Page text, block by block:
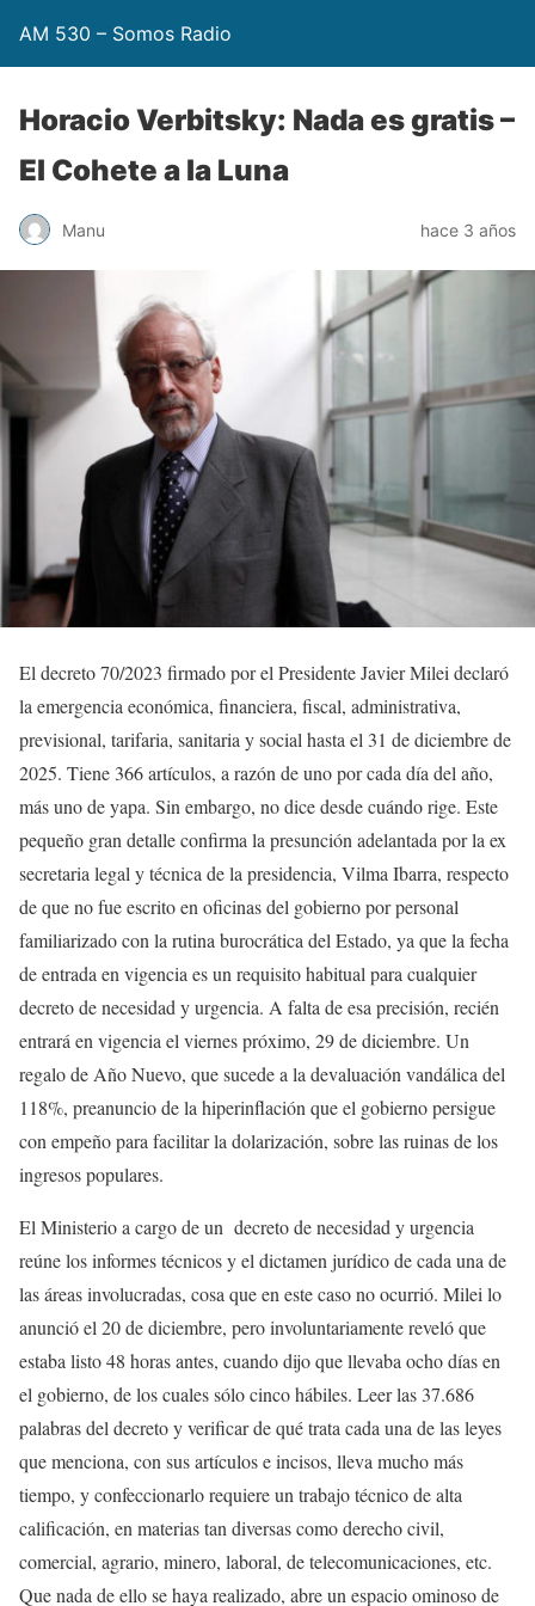
AM 530 – Somos Radio
Horacio Verbitsky: Nada es gratis –
El Cohete a la Luna
Manu hace 3 años
El decreto 70/2023 firmado por el Presidente Javier Milei declaró
la emergencia económica, financiera, fiscal, administrativa,
previsional, tarifaria, sanitaria y social hasta el 31 de diciembre de
2025. Tiene 366 artículos, a razón de uno por cada día del año,
más uno de yapa. Sin embargo, no dice desde cuándo rige. Este
pequeño gran detalle confirma la presunción adelantada por la ex
secretaria legal y técnica de la presidencia, Vilma Ibarra, respecto
de que no fue escrito en oficinas del gobierno por personal
familiarizado con la rutina burocrática del Estado, ya que la fecha
de entrada en vigencia es un requisito habitual para cualquier
decreto de necesidad y urgencia. A falta de esa precisión, recién
entrará en vigencia el viernes próximo, 29 de diciembre. Un
regalo de Año Nuevo, que sucede a la devaluación vandálica del
118%, preanuncio de la hiperinflación que el gobierno persigue
con empeño para facilitar la dolarización, sobre las ruinas de los
ingresos populares.
El Ministerio a cargo de un decreto de necesidad y urgencia
reúne los informes técnicos y el dictamen jurídico de cada una de
las áreas involucradas, cosa que en este caso no ocurrió. Milei lo
anunció el 20 de diciembre, pero involuntariamente reveló que
estaba listo 48 horas antes, cuando dijo que llevaba ocho días en
el gobierno, de los cuales sólo cinco hábiles. Leer las 37.686
palabras del decreto y verificar de qué trata cada una de las leyes
que menciona, con sus artículos e incisos, lleva mucho más
tiempo, y confeccionarlo requiere un trabajo técnico de alta
calificación, en materias tan diversas como derecho civil,
comercial, agrario, minero, laboral, de telecomunicaciones, etc.
Que nada de ello se haya realizado, abre un espacio ominoso de